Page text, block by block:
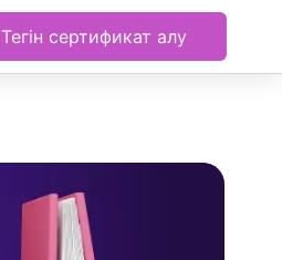
Тегін сертификат алу